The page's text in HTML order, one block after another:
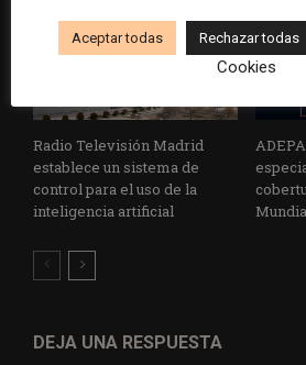
Radio Televisión Madrid
establece un sistema de
control para el uso de la
inteligencia artificial
DEJA UNA RESPUESTA
Aceptar todas Rechazar todas
Cookies